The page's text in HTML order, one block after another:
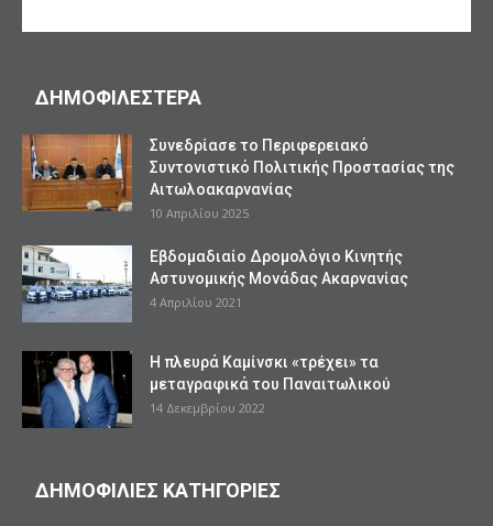
ΔΗΜΟΦΙΛΕΣΤΕΡΑ
Συνεδρίασε το Περιφερειακό
Συντονιστικό Πολιτικής Προστασίας της
Αιτωλοακαρνανίας
10 Απριλίου 2025
Εβδομαδιαίο Δρομολόγιο Κινητής
Αστυνομικής Μονάδας Ακαρνανίας
4 Απριλίου 2021
Η πλευρά Καμίνσκι «τρέχει» τα
μεταγραφικά του Παναιτωλικού
14 Δεκεμβρίου 2022
ΔΗΜΟΦΙΛΙΕΣ ΚΑΤΗΓΟΡΙΕΣ